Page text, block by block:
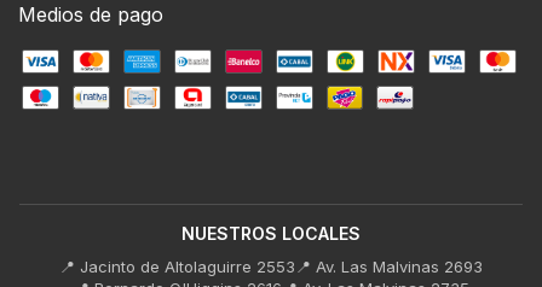
Medios de pago
NUESTROS LOCALES
📍 Jacinto de Altolaguirre 2553 📍 Av. Las Malvinas 2693